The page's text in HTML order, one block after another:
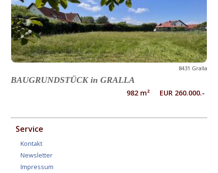
8431 Gralla
BAUGRUNDSTÜCK in GRALLA
982 m² EUR 260.000.-
Service
Kontakt
Newsletter
Impressum